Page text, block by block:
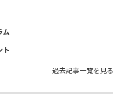
ム
ト
過去記事一覧を見る